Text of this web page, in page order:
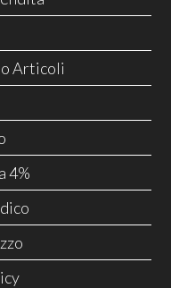
Articoli
4%